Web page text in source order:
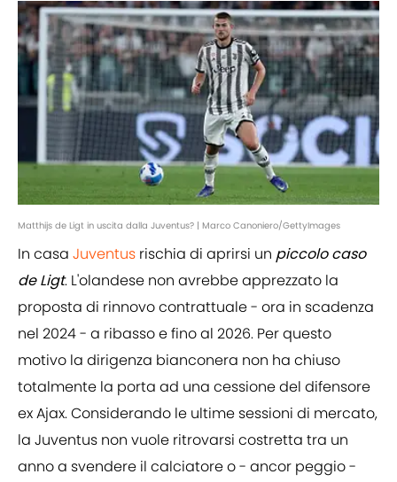
Matthijs de Ligt in uscita dalla Juventus? | Marco Canoniero/GettyImages
In casa Juventus rischia di aprirsi un piccolo caso
de Ligt. L'olandese non avrebbe apprezzato la
proposta di rinnovo contrattuale - ora in scadenza
nel 2024 - a ribasso e fino al 2026. Per questo
motivo la dirigenza bianconera non ha chiuso
totalmente la porta ad una cessione del difensore
ex Ajax. Considerando le ultime sessioni di mercato,
la Juventus non vuole ritrovarsi costretta tra un
anno a svendere il calciatore o - ancor peggio -